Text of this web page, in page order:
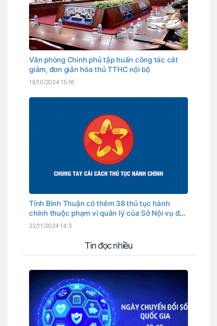
Văn phòng Chính phủ tập huấn công tác cắt
giảm, đơn giản hóa thủ TTHC nội bộ
18/10/2024 15:16
Tỉnh Bình Thuận có thêm 38 thủ tục hành
chính thuộc phạm vi quản lý của Sở Nội vụ đủ
điều kiện thực hiện dịch vụ công trực tuyến
22/11/2024 14:3
Tin đọc nhiều